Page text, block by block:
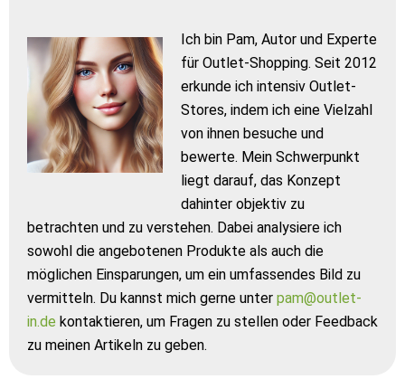
Ich bin Pam, Autor und Experte
für Outlet-Shopping. Seit 2012
erkunde ich intensiv Outlet-
Stores, indem ich eine Vielzahl
von ihnen besuche und
bewerte. Mein Schwerpunkt
liegt darauf, das Konzept
dahinter objektiv zu
betrachten und zu verstehen. Dabei analysiere ich
sowohl die angebotenen Produkte als auch die
möglichen Einsparungen, um ein umfassendes Bild zu
vermitteln. Du kannst mich gerne unter pam@outlet-
in.de kontaktieren, um Fragen zu stellen oder Feedback
zu meinen Artikeln zu geben.